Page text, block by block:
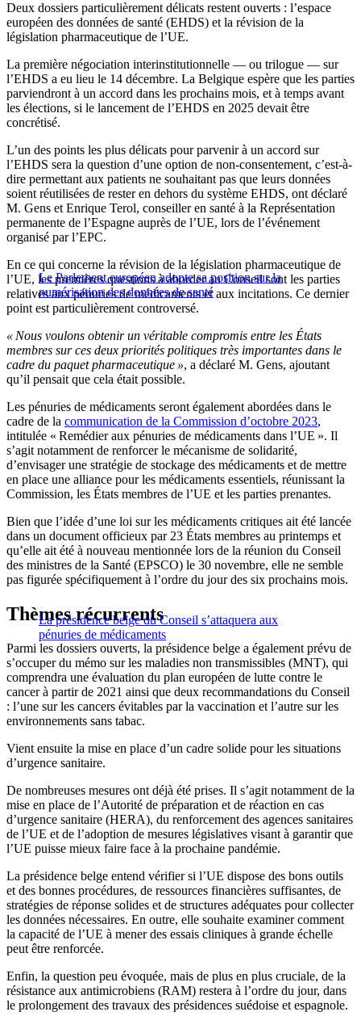
Deux dossiers particulièrement délicats restent ouverts : l’espace
européen des données de santé (EHDS) et la révision de la
législation pharmaceutique de l’UE.
La première négociation interinstitutionnelle — ou trilogue — sur
l’EHDS a eu lieu le 14 décembre. La Belgique espère que les parties
parviendront à un accord dans les prochains mois, et à temps avant
les élections, si le lancement de l’EHDS en 2025 devait être
concrétisé.
L’un des points les plus délicats pour parvenir à un accord sur
l’EHDS sera la question d’une option de non-consentement, c’est-à-
dire permettant aux patients ne souhaitant pas que leurs données
soient réutilisées de rester en dehors du système EHDS, ont déclaré
M. Gens et Enrique Terol, conseiller en santé à la Représentation
permanente de l’Espagne auprès de l’UE, lors de l’événement
organisé par l’EPC.
Le Parlement européen adopte sa position sur la
numérisation des données de santé
En ce qui concerne la révision de la législation pharmaceutique de
l’UE, les premières questions à aborder au Conseil sont les parties
relatives aux pénuries de médicaments et aux incitations. Ce dernier
point est particulièrement controversé.
« Nous voulons obtenir un véritable compromis entre les États
membres sur ces deux priorités politiques très importantes dans le
cadre du paquet pharmaceutique », a déclaré M. Gens, ajoutant
qu’il pensait que cela était possible.
Les pénuries de médicaments seront également abordées dans le
cadre de la communication de la Commission d’octobre 2023,
intitulée « Remédier aux pénuries de médicaments dans l’UE ». Il
s’agit notamment de renforcer le mécanisme de solidarité,
d’envisager une stratégie de stockage des médicaments et de mettre
en place une alliance pour les médicaments essentiels, réunissant la
Commission, les États membres de l’UE et les parties prenantes.
Bien que l’idée d’une loi sur les médicaments critiques ait été lancée
dans un document officieux par 23 États membres au printemps et
qu’elle ait été à nouveau mentionnée lors de la réunion du Conseil
des ministres de la Santé (EPSCO) le 30 novembre, elle ne semble
pas figurée spécifiquement à l’ordre du jour des six prochains mois.
La présidence belge du Conseil s’attaquera aux
pénuries de médicaments
Thèmes récurrents
Parmi les dossiers ouverts, la présidence belge a également prévu de
s’occuper du mémo sur les maladies non transmissibles (MNT), qui
comprendra une évaluation du plan européen de lutte contre le
cancer à partir de 2021 ainsi que deux recommandations du Conseil
: l’une sur les cancers évitables par la vaccination et l’autre sur les
environnements sans tabac.
Vient ensuite la mise en place d’un cadre solide pour les situations
d’urgence sanitaire.
De nombreuses mesures ont déjà été prises. Il s’agit notamment de la
mise en place de l’Autorité de préparation et de réaction en cas
d’urgence sanitaire (HERA), du renforcement des agences sanitaires
de l’UE et de l’adoption de mesures législatives visant à garantir que
l’UE puisse mieux faire face à la prochaine pandémie.
La présidence belge entend vérifier si l’UE dispose des bons outils
et des bonnes procédures, de ressources financières suffisantes, de
stratégies de réponse solides et de structures adéquates pour collecter
les données nécessaires. En outre, elle souhaite examiner comment
la capacité de l’UE à mener des essais cliniques à grande échelle
peut être renforcée.
Enfin, la question peu évoquée, mais de plus en plus cruciale, de la
résistance aux antimicrobiens (RAM) restera à l’ordre du jour, dans
le prolongement des travaux des présidences suédoise et espagnole.